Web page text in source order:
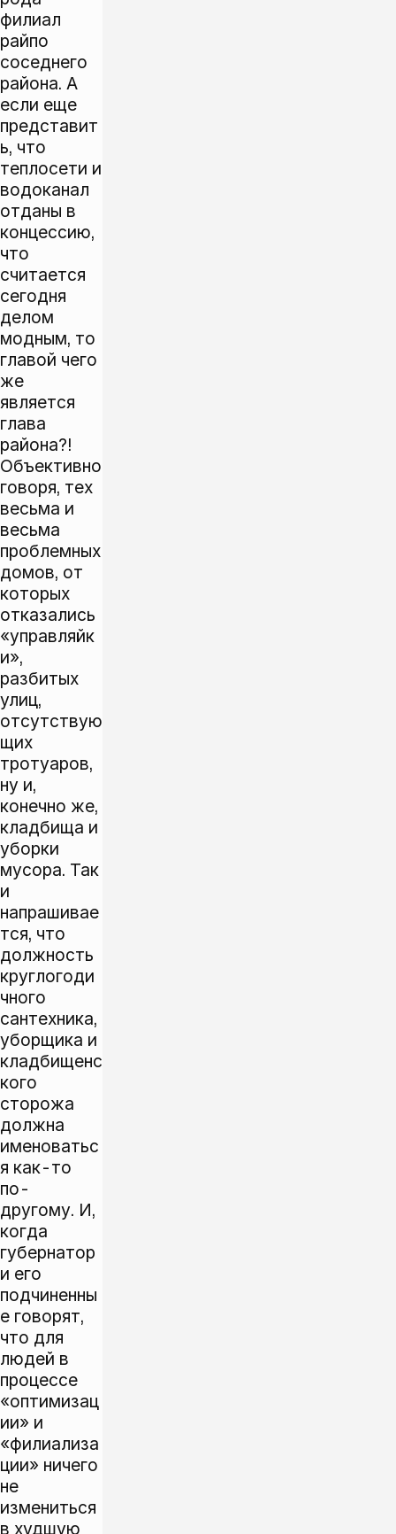
филиал
райпо
соседнего
района. А
если еще
представит
ь, что
теплосети и
водоканал
отданы в
концессию,
что
считается
сегодня
делом
модным, то
главой чего
же
является
глава
района?!
Объективно
говоря, тех
весьма и
весьма
проблемных
домов, от
которых
отказались
«управляйк
и»,
разбитых
улиц,
отсутствую
щих
тротуаров,
ну и,
конечно же,
кладбища и
уборки
мусора. Так
и
напрашивае
тся, что
должность
круглогоди
чного
сантехника,
уборщика и
кладбищенс
кого
сторожа
должна
именоватьс
я как-то
по-
другому. И,
когда
губернатор
и его
подчиненны
е говорят,
что для
людей в
процессе
«оптимизац
ии» и
«филиализа
ции» ничего
не
измениться
в худшую